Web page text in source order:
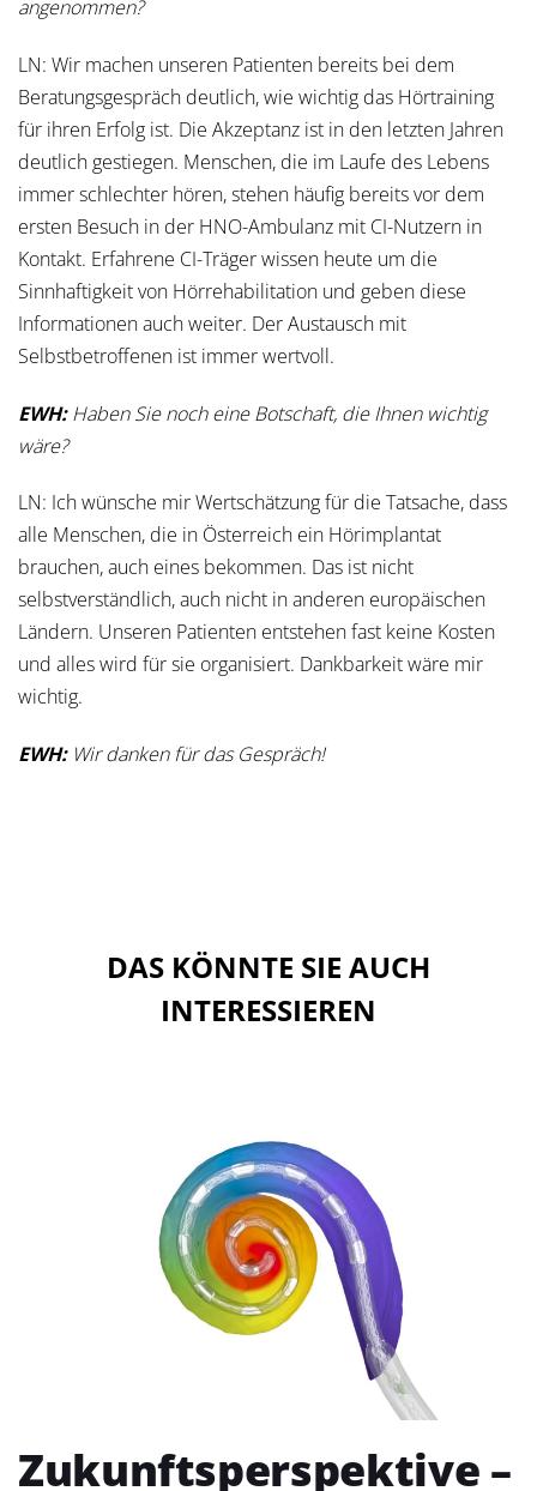
angenommen?
LN: Wir machen unseren Patienten bereits bei dem
Beratungsgespräch deutlich, wie wichtig das Hörtraining
für ihren Erfolg ist. Die Akzeptanz ist in den letzten Jahren
deutlich gestiegen. Menschen, die im Laufe des Lebens
immer schlechter hören, stehen häufig bereits vor dem
ersten Besuch in der HNO-Ambulanz mit CI-Nutzern in
Kontakt. Erfahrene CI-Träger wissen heute um die
Sinnhaftigkeit von Hörrehabilitation und geben diese
Informationen auch weiter. Der Austausch mit
Selbstbetroffenen ist immer wertvoll.
EWH:Haben Sie noch eine Botschaft, die Ihnen wichtig
wäre?
LN: Ich wünsche mir Wertschätzung für die Tatsache, dass
alle Menschen, die in Österreich ein Hörimplantat
brauchen, auch eines bekommen. Das ist nicht
selbstverständlich, auch nicht in anderen europäischen
Ländern. Unseren Patienten entstehen fast keine Kosten
und alles wird für sie organisiert. Dankbarkeit wäre mir
wichtig.
EWH:Wir danken für das Gespräch!
DAS KÖNNTE SIE AUCH
INTERESSIEREN
Zukunftsperspektive –